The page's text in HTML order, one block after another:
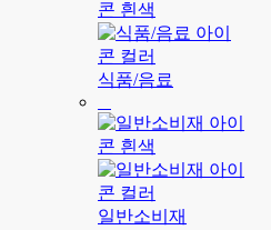
식품/음료
일반소비재